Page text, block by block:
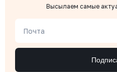
Высылаем самые
Почта